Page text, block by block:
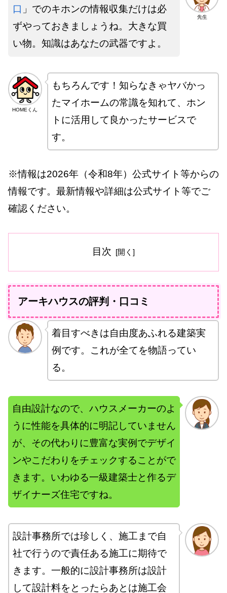
先生
口 」でのキホンの情報収集だけは必
ずやっておきましょうね。大きな買
い物。知識はあなたの武器ですよ。
HOMEくん
もちろんです！知らなきゃヤバかっ
たマイホームの常識を知れて、ホン
トに活用して良かったサービスで
す。
※情報は2026年（令和8年）公式サイト等からの
情報です。最新情報や詳細は公式サイト等でご
確認ください。
目次
アーキハウスの評判・口コミ
着目すべきは自由度あふれる建築実
例です。これが全てを物語ってい
る。
自由設計なので、ハウスメーカーのよ
うに性能を具体的に明記していません
が、その代わりに豊富な実例でデザイ
ンやこだわりをチェックすることがで
きます。いわゆる一級建築士と作るデ
ザイナーズ住宅ですね。
設計事務所では珍しく、施工まで自
社で行うので責任ある施工に期待で
きます。一般的に設計事務所は設計
して設計料をとったらあとは施工会